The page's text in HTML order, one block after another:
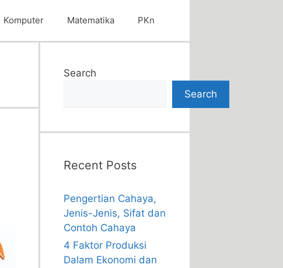
Komputer Matematika PKn
Search
Search
Recent Posts
Pengertian Cahaya,
Jenis-Jenis, Sifat dan
Contoh Cahaya
4 Faktor Produksi
Dalam Ekonomi dan